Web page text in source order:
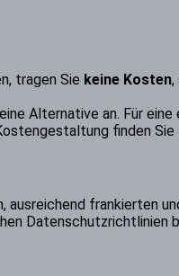
tragen Sie keine Kosten,
Alternative an. Für
finden
frankierten
Datenschutzrichtlinien